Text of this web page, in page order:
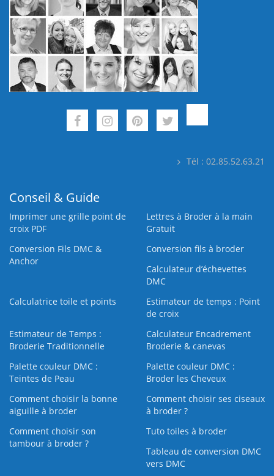
Tél : 02.85.52.63.21
Conseil & Guide
Imprimer une grille point de
croix PDF
Lettres à Broder à la main
Gratuit
Conversion Fils DMC &
Anchor
Conversion fils à broder
Calculateur d’échevettes
DMC
Calculatrice toile et points
Estimateur de temps : Point
de croix
Estimateur de Temps :
Broderie Traditionnelle
Calculateur Encadrement
Broderie & canevas
Palette couleur DMC :
Teintes de Peau
Palette couleur DMC :
Broder les Cheveux
Comment choisir la bonne
aiguille à broder
Comment choisir ses ciseaux
à broder ?
Comment choisir son
tambour à broder ?
Tuto toiles à broder
Tableau de conversion DMC
vers DMC